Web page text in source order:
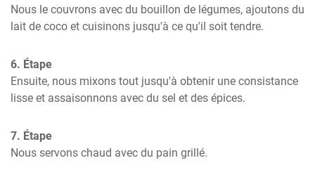
Nous le couvrons avec du bouillon de légumes, ajoutons du
lait de coco et cuisinons jusqu'à ce qu'il soit tendre.
6. Étape
Ensuite, nous mixons tout jusqu'à obtenir une consistance
lisse et assaisonnons avec du sel et des épices.
7. Étape
Nous servons chaud avec du pain grillé.